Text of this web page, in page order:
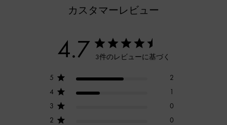
カスタマーレビュー
4.7 3件のレビューに基づく
5
2
4
1
3
0
2
0